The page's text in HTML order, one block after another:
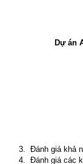
Dự án
3. Đánh giá khả
4. Đánh giá các